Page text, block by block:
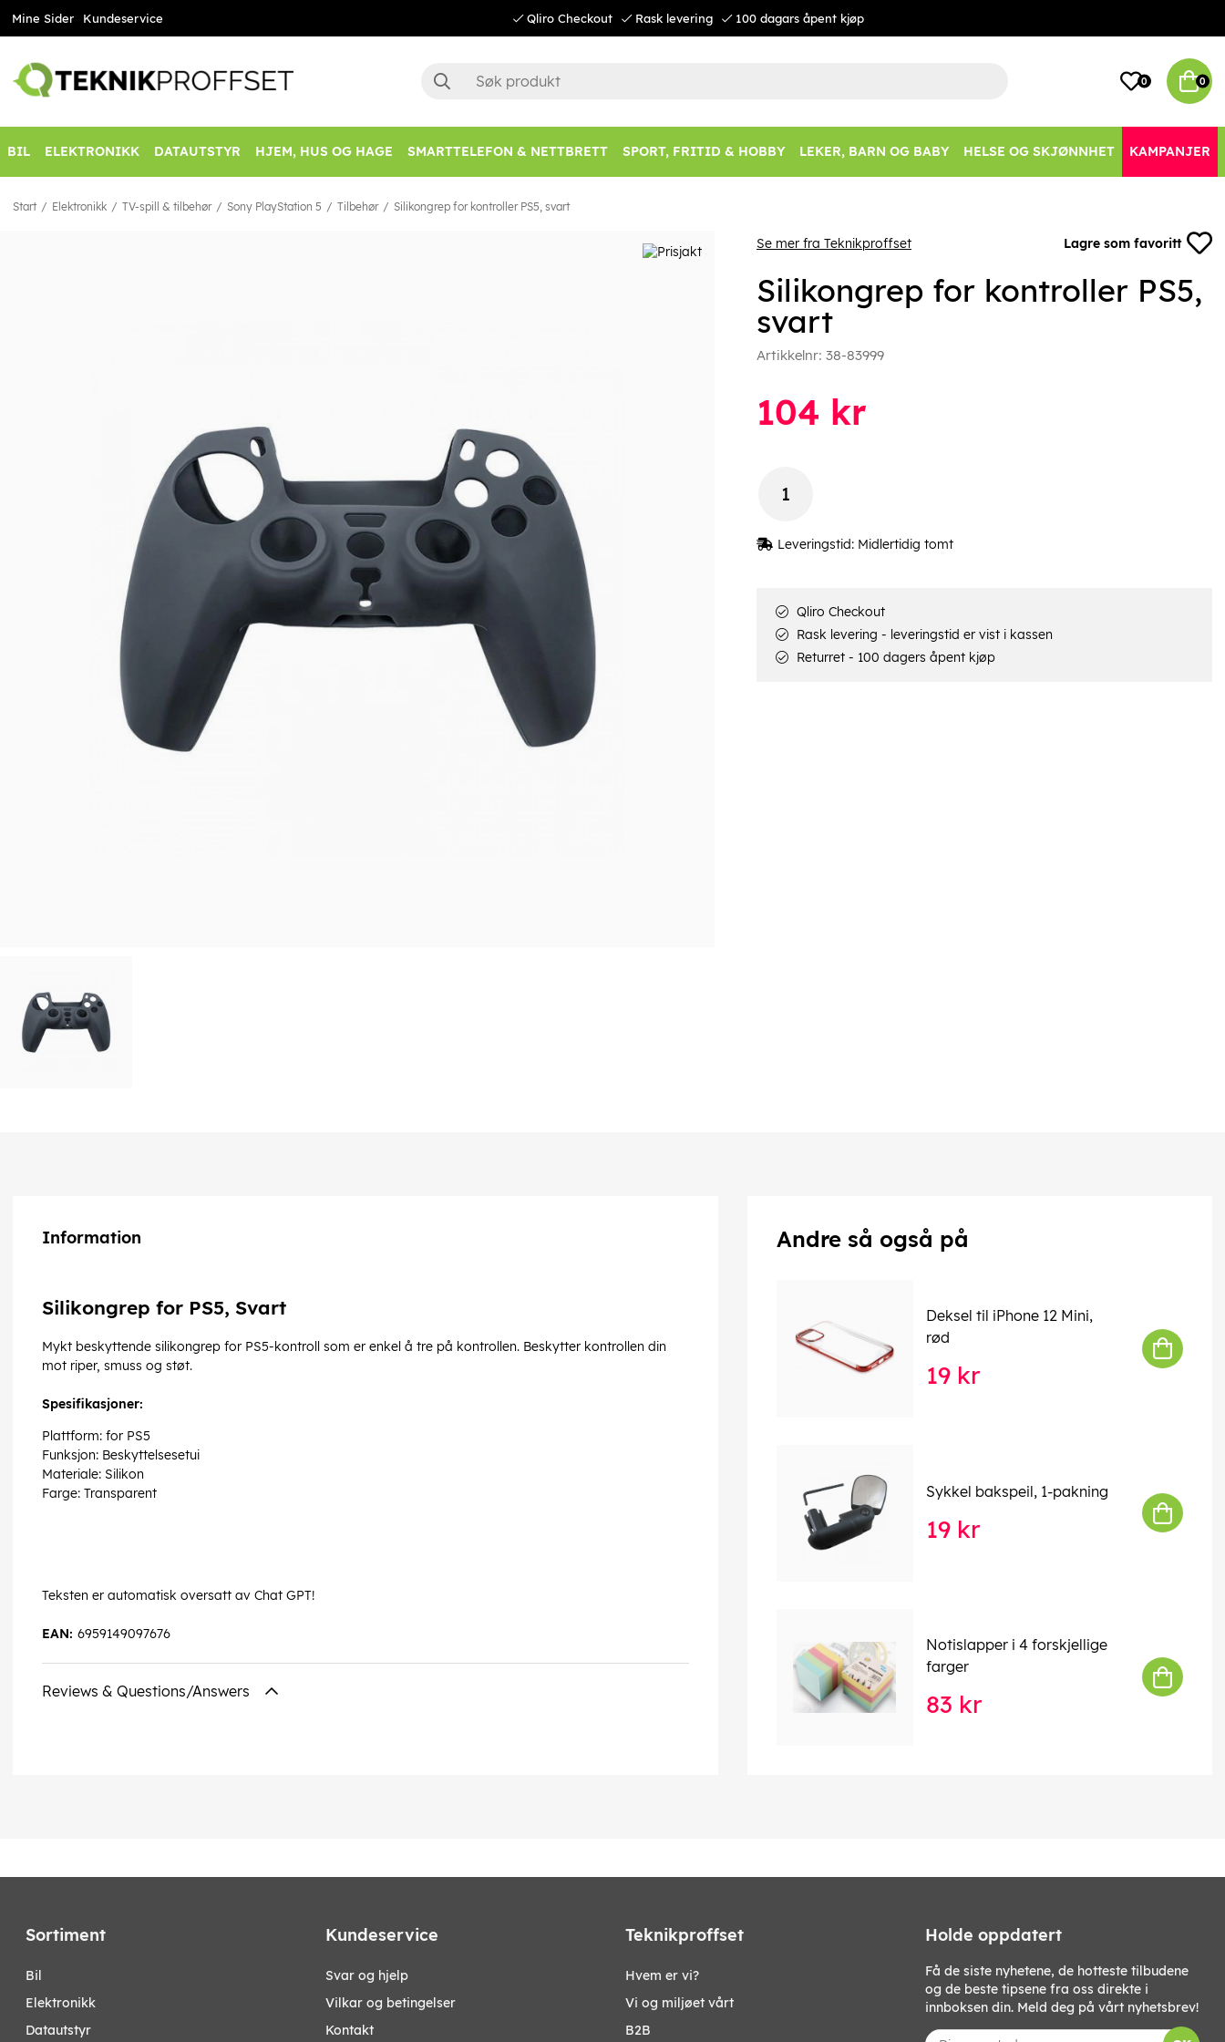
Mine Sider Kundeservice Qliro Checkout Rask levering 100 dagars åpent kjøp
0 0
BIL ELEKTRONIKK DATAUTSTYR HJEM, HUS OG HAGE SMARTTELEFON & NETTBRETT SPORT, FRITID & HOBBY LEKER, BARN OG BABY HELSE OG SKJØNNHET KAMPANJER
Start Elektronikk TV-spill & tilbehør Sony PlayStation 5 Tilbehør Silikongrep for kontroller PS5, svart
Se mer fra Teknikproffset Lagre som favoritt
Silikongrep for kontroller PS5,
svart
Artikkelnr: 38-83999
104 kr
Leveringstid: Midlertidig tomt
Qliro Checkout
Rask levering - leveringstid er vist i kassen
Returret - 100 dagers åpent kjøp
Information
Silikongrep for PS5, Svart
Mykt beskyttende silikongrep for PS5-kontroll som er enkel å tre på kontrollen. Beskytter kontrollen din
mot riper, smuss og støt.
Spesifikasjoner:
Plattform: for PS5
Funksjon: Beskyttelsesetui
Materiale: Silikon
Farge: Transparent
Teksten er automatisk oversatt av Chat GPT!
6959149097676
EAN:
Reviews & Questions/Answers
Andre så også på
Deksel til iPhone 12 Mini,
rød
19 kr
Sykkel bakspeil, 1-pakning
19 kr
Notislapper i 4 forskjellige
farger
83 kr
Sortiment
bil
elektronikk
datautstyr
Kundeservice
Svar og hjelp
Vilkar og betingelser
Kontakt
Teknikproffset
Hvem er vi?
Vi og miljøet vårt
B2B
Holde oppdatert
Få de siste nyhetene, de hotteste tilbudene
og de beste tipsene fra oss direkte i
innboksen din. Meld deg på vårt nyhetsbrev!